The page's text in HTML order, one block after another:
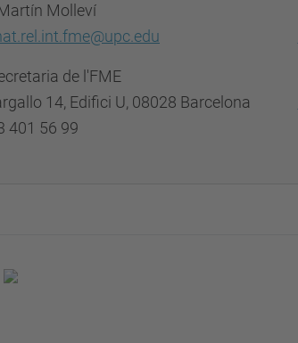
Molleví
de l'FME
14, Edifici U, 08028 Barcelona
401 56 99